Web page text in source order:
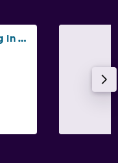
hu Roma Camping In Town